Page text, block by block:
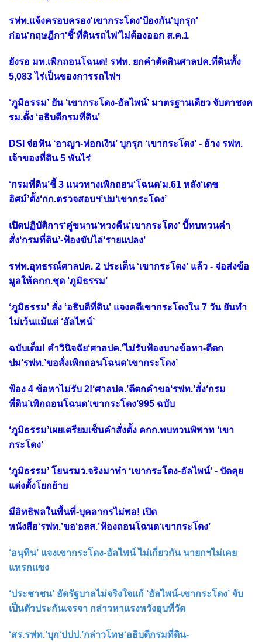
รฟท.แจ้งครอบครอง'เขากระโดง'ป้องกัน'บุกรุก'
ก่อน'กฤษฎีกา'ชี้'ที่ดินรถไฟ'ไม่ต้องออก ส.ค.1
ยังรอ มท.เพิกถอนโฉนด! รฟท. ยกคำตัดสินศาลปค.ที่ดินทั้ง
5,083 ไร่เป็นของการรถไฟฯ
‘ภูมิธรรม’ ยัน ‘เขากระโดง-อัลไพน์’ มาตรฐานเดียว จับตาชงค
รม.ตั้ง ‘อธิบดีกรมที่ดิน’
DSI จ่อฟัน ‘อาญา-ฟอกเงิน’ บุกรุก ‘เขากระโดง’ - อ้าง รฟท.
เจ้าของที่ดิน 5 พันไร่
‘กรมที่ดิน’ชี้ 3 แนวทางเพิกถอน‘โฉนด’ม.61 หลัง‘เดช
อิศม์’ตั้ง‘กก.ตรวจสอบฯ’ปม‘เขากระโดง’
เปิดปฏิบัติการ‘คู่ขนาน’ทวงคืน‘เขากระโดง’ บี้ทบทวนคำ
สั่ง‘กรมที่ดิน’-ฟ้องขับไล่‘รายแปลง’
รฟท.อุทธรณ์ศาลปค. 2 ประเด็น ‘เขากระโดง’ แล้ว - จ่อส่งข้อ
มูลให้คกก.ชุด ‘ภูมิธรรม’
‘ภูมิธรรม’ สั่ง ‘อธิบดีที่ดิน’ แจงคดีเขากระโดงใน 7 วัน ยันทำ
ไม่เว้นแม้แต่ ‘อัลไพน์’
ฉบับเต็ม! คำวินิจฉัย‘ศาลปค.’ไม่รับฟ้องบางข้อหา-ตีตก
ปม‘รฟท.’ขอสั่งเพิกถอนโฉนด‘เขากระโดง’
ฟ้อง 4 ข้อหาไม่รับ 2!‘ศาลปค.’ตีตกคำขอ‘รฟท.’สั่ง‘กรม
ที่ดิน’เพิกถอนโฉนด‘เขากระโดง’995 ฉบับ
‘ภูมิธรรม’เผยเตรียมเซ็นคำสั่งตั้ง คกก.ทบทวนพิพาท ‘เขา
กระโดง’
‘ภูมิธรรม’ โยนรมว.จริงมาทำ ‘เขากระโดง-อัลไพน์’ - ปัดคุย
แต่งตั้งโยกย้าย
มีอิทธิพลในพื้นที่-บุคลากรไม่พอ! เปิด
หนังสือ‘รฟท.’ขอ‘อสส.’ฟ้องถอนโฉนด‘เขากระโดง’
‘อนุทิน’ แจงเขากระโดง-อัลไพน์ ไม่เกี่ยวกัน นายกฯไม่เคย
แทรกแซง
‘ประชาชน’ อัดรัฐบาลไม่จริงใจแก้ ‘อัลไพน์-เขากระโดง’ จับ
เป็นตัวประกันเจรจา กล่าวหาแรงหวังฮุบที่วัด
‘สร.รฟท.’บุก‘ปปป.’กล่าวโทษ‘อธิบดีกรมที่ดิน-